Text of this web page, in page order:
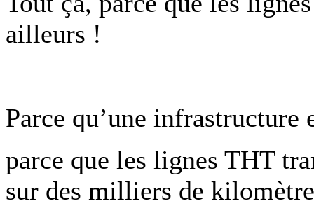
ailleurs !
Parce qu’une infrastructure
parce que les lignes THT
sur des milliers de